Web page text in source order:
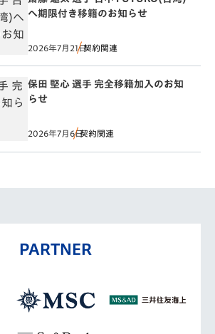
へ期限付き移籍のお知らせ
2026年7月21日契約関連
保田 堅心 選手 完全移籍加入のお知
らせ
2026年7月6日契約関連
PARTNER